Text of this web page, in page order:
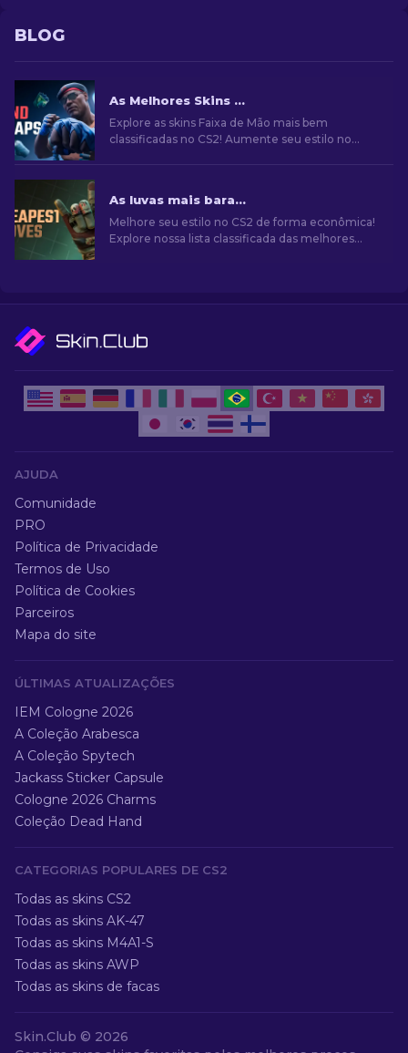
BLOG
As Melhores Skins de Faixas de Mão no CS2: Lista de Classificação
Explore as skins Faixa de Mão mais bem
classificadas no CS2! Aumente seu estilo no
As luvas mais baratas no CS2: Ultimate Collection [2026]
Melhore seu estilo no CS2 de forma econômica!
Explore nossa lista classificada das melhores
AJUDA
Comunidade
PRO
Política de Privacidade
Termos de Uso
Política de Cookies
Parceiros
Mapa do site
ÚLTIMAS ATUALIZAÇÕES
IEM Cologne 2026
A Coleção Arabesca
A Coleção Spytech
Jackass Sticker Capsule
Cologne 2026 Charms
Coleção Dead Hand
CATEGORIAS POPULARES DE CS2
Todas as skins CS2
Todas as skins AK-47
Todas as skins M4A1-S
Todas as skins AWP
Todas as skins de facas
Skin.Club © 2026